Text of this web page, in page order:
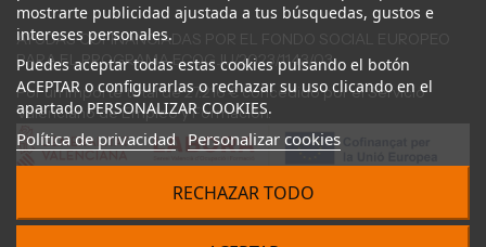
mostrarte publicidad ajustada a tus búsquedas, gustos e
intereses personales.
Puedes aceptar todas estas cookies pulsando el botón
ACEPTAR o configurarlas o rechazar su uso clicando en el
apartado PERSONALIZAR COOKIES.
Política de privacidad Personalizar cookies
RECHAZAR TODO
AYUDAS COFINANCIADAS POR EL FONDO SOCIAL EUROPEO
PARA EL PROGRAMA ECOGJU/2023/1143/03
Por un importe total de 27.216 € concedido por el Servicio
Valenciano de Empleo y Formación.